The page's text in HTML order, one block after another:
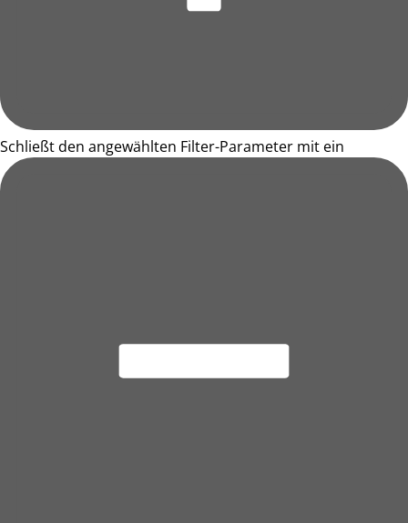
Schließt den angewählten Filter-Parameter mit ein